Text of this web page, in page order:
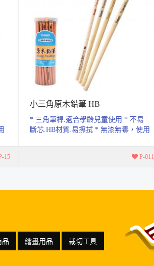
15
小三角原木鉛筆 HB
* 三角筆桿.適合學齡兒童使用 * 不易
斷芯.HB材質.易擦拭 * 無漆無毒，使用
P-011
品 繪畫用品 裁切工具